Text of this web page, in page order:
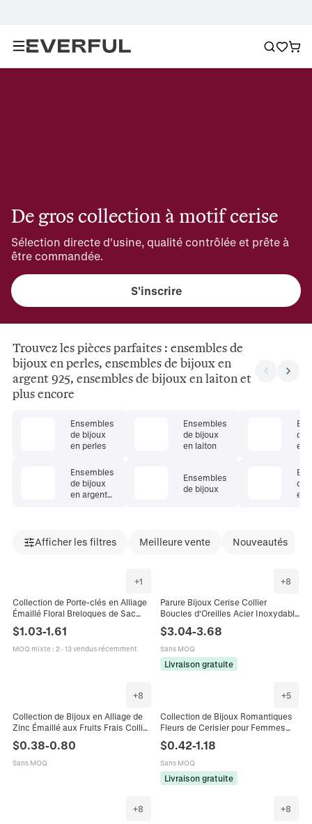
De gros collection à motif cerise
Sélection directe d'usine, qualité contrôlée et prête à
être commandée.
S'inscrire
Trouvez les pièces parfaites : ensembles de
bijoux en perles, ensembles de bijoux en
argent 925, ensembles de bijoux en laiton et
plus encore
Ensembles
de bijoux
en perles
Ensembles
de bijoux
en argent
Ensembles
de bijoux
en laiton
Ensembles
de bijoux
de
en
de
en
Afficher les filtres Meilleure vente Nouveautés
+1
Collection de Porte-clés en Alliage
Émaillé Floral Breloques de Sac
Anneau à Ressort en Cœur Rose
Fleur de Cerisier Marguerite
Accessoires Femmes
$1.03-1.61
MOQ mixte: 2· 13 vendus récemment
+8
Parure Bijoux Cerise Collier
Boucles d'Oreilles Acier Inoxydable
Résine Pendentif Fruit Pour
Femmes Accessoires Mode Frais
$3.04-3.68
Sans MOQ
Livraison gratuite
+8
Collection de Bijoux en Alliage de
Zinc Émaillé aux Fruits Frais Collier
et Bracelet Plaqué Or Fraise
Pomme Cerise Ananas Bijoux pour
Femmes
$0.38-0.80
Sans MOQ
+5
Collection de Bijoux Romantiques
Fleurs de Cerisier pour Femmes
Alliage de Zinc Strass Rose Collier
Boucles d'Oreilles Bague
$0.42-1.18
Sans MOQ
Livraison gratuite
+8 +8